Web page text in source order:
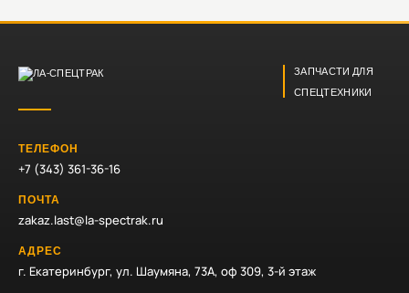
ЗАПЧАСТИ ДЛЯ
СПЕЦТЕХНИКИ
ТЕЛЕФОН
+7 (343) 361-36-16
ПОЧТА
zakaz.last@la-spectrak.ru
АДРЕС
г. Екатеринбург, ул. Шаумяна, 73А, оф 309, 3-й этаж